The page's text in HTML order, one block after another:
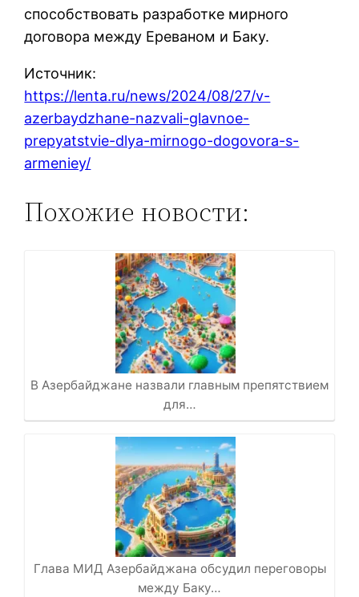
способствовать разработке мирного
договора между Ереваном и Баку.
Источник:
https://lenta.ru/news/2024/08/27/v-
azerbaydzhane-nazvali-glavnoe-
prepyatstvie-dlya-mirnogo-dogovora-s-
armeniey/
Похожие новости:
В Азербайджане назвали главным препятствием
для…
Глава МИД Азербайджана обсудил переговоры
между Баку…